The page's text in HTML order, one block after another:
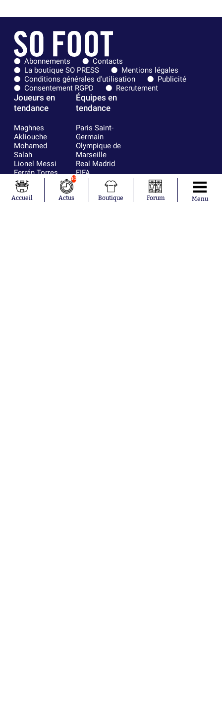
Abonnements
Contacts
La boutique SO PRESS
Mentions légales
Conditions générales d'utilisation
Publicité
Consentement RGPD
Recrutement
Joueurs en
tendance
Maghnes
Akliouche
Mohamed
Salah
Lionel Messi
Ferrán Torres
Kilian Corredor
Franco
Mastantuono
Équipes en
tendance
Paris Saint-
Germain
Olympique de
Marseille
Real Madrid
FIFA
Olympique
AS Monaco
Accueil
10
Actus Boutique Forum Menu